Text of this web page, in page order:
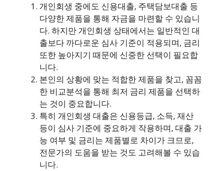
개인회생 중에도 신용대출, 주택담보대출 등
다양한 제품을 통해 자금을 마련할 수 있습니
다. 하지만 개인회생 상태에서는 일반적인 대
출보다 까다로운 심사 기준이 적용되며, 금리
또한 높아지기 때문에 신중한 선택이 필요합
니다.
본인의 상황에 맞는 적합한 제품을 찾고, 꼼꼼
한 비교분석을 통해 최저 금리 제품을 선택하
는 것이 중요합니다.
특히 개인회생 대출은 신용등급, 소득, 재산
등이 심사 기준에 중요하게 작용하며, 대출 가
능 여부 및 금리는 제품별로 차이가 크므로,
전문가의 도움을 받는 것도 고려해볼 수 있습
니다.